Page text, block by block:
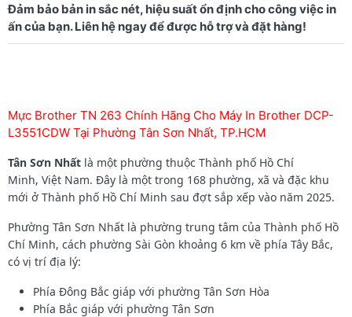
Đảm bảo bản in sắc nét, hiệu suất ổn định cho công việc in
Mực Brother TN 263 Chính Hãng Cho Máy In Brother DCP-
L3551CDW Tại Phường Tân Sơn Nhất, TP.HCM
Tân Sơn Nhất là một phường thuộc Thành phố Hồ Chí
Minh, Việt Nam. Đây là một trong 168 phường, xã và đặc khu
mới ở Thành phố Hồ Chí Minh sau đợt sắp xếp vào năm 2025.
Phường Tân Sơn Nhất là phường trung tâm của Thành phố Hồ
Chí Minh, cách phường Sài Gòn khoảng 6 km về phía Tây Bắc,
có vị trí địa lý:
Phía Đông Bắc giáp với phường Tân Sơn Hòa
Phía Bắc giáp với phường Tân Sơn